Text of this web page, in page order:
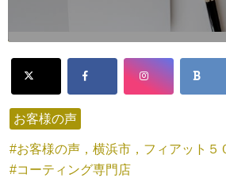
お客様の声
お客様の声，横浜市，フィアット５
コーティング専門店